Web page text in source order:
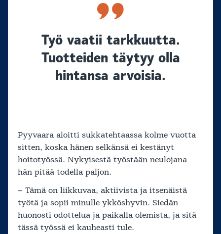
Työ vaatii tarkkuutta.
Tuotteiden täytyy olla
hintansa arvoisia.
Pyyvaara aloitti sukkatehtaassa kolme vuotta
sitten, koska hänen selkänsä ei kestänyt
hoitotyössä. Nykyisestä työstään neulojana
hän pitää todella paljon.
– Tämä on liikkuvaa, aktiivista ja itsenäistä
työtä ja sopii minulle ykköshyvin. Siedän
huonosti odottelua ja paikalla olemista, ja sitä
tässä työssä ei kauheasti tule.